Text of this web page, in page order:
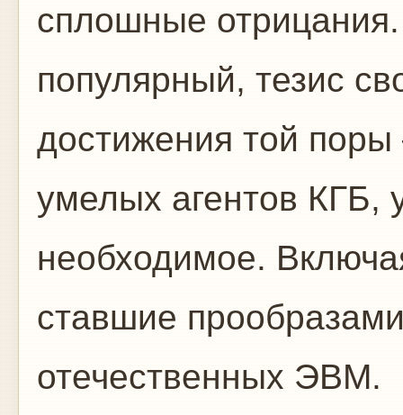
сплошные
популярный, тезис
достижения той
умелых агентов КГБ,
необходимое.
ставшие
отечественных ЭВМ.